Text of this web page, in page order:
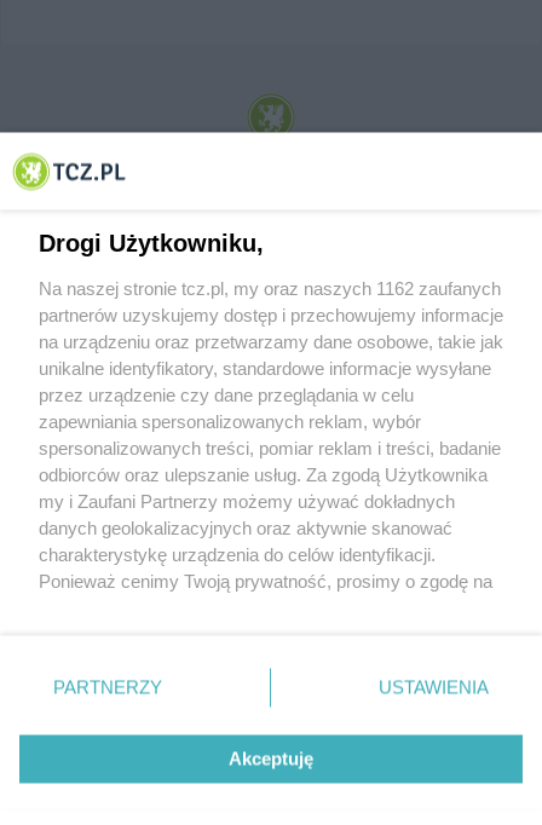
© 2001-2026 Tczew - TCZ.PL Sp. z o.o. Internetowy Serwis Informacyjny Miasta
O FIRMIE POLITYKA PRYWATNOŚCI HOSTING
REKLAMA WSPÓŁPRACA RSS FACEBOOK KONTAKT
Nasze serwisy
Aktualności
Tcz24
Historia miasta
Muzyka i kultura
Archiwum wydarzeń
Zdjęcia miasta
Drogi Użytkowniku,
Na naszej stronie tcz.pl, my oraz naszych 1162 zaufanych
partnerów uzyskujemy dostęp i przechowujemy informacje
na urządzeniu oraz przetwarzamy dane osobowe, takie jak
unikalne identyfikatory, standardowe informacje wysyłane
przez urządzenie czy dane przeglądania w celu
zapewniania spersonalizowanych reklam, wybór
spersonalizowanych treści, pomiar reklam i treści, badanie
odbiorców oraz ulepszanie usług. Za zgodą Użytkownika
my i Zaufani Partnerzy możemy używać dokładnych
danych geolokalizacyjnych oraz aktywnie skanować
charakterystykę urządzenia do celów identyfikacji.
Ponieważ cenimy Twoją prywatność, prosimy o zgodę na
znajdujący się w lewym dolnym rogu strony
. Niektóre
przetwarzaniu. Preferencje będą miały zastosowania tylko
PARTNERZY USTAWIENIA
Akceptuję